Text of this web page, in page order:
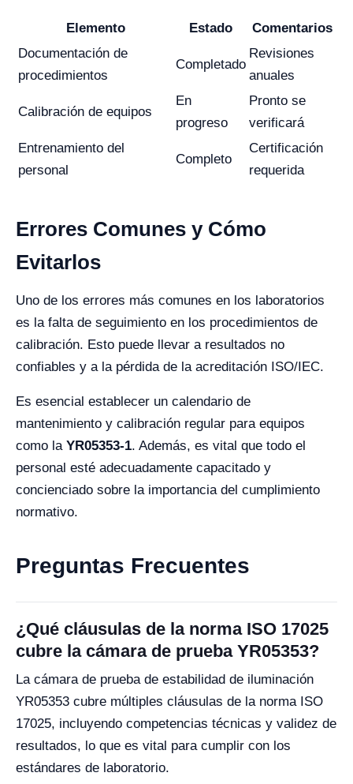
Elemento Estado
Comentarios
Documentación de
procedimientos
Completado
Revisiones
anuales
Calibración de equipos
En
progreso
Pronto se
verificará
Entrenamiento del
personal
Completo
Certificación
requerida
Errores Comunes y Cómo
Evitarlos
Uno de los errores más comunes en los laboratorios
es la falta de seguimiento en los procedimientos de
calibración. Esto puede llevar a resultados no
confiables y a la pérdida de la acreditación ISO/IEC.
Es esencial establecer un calendario de
mantenimiento y calibración regular para equipos
como la YR05353-1. Además, es vital que todo el
personal esté adecuadamente capacitado y
concienciado sobre la importancia del cumplimiento
normativo.
Preguntas Frecuentes
¿Qué cláusulas de la norma ISO 17025
cubre la cámara de prueba YR05353?
La cámara de prueba de estabilidad de iluminación
YR05353 cubre múltiples cláusulas de la norma ISO
17025, incluyendo competencias técnicas y validez de
resultados, lo que es vital para cumplir con los
estándares de laboratorio.